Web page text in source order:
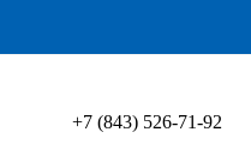
Вход Регистрация
+7 (843) 526-71-92